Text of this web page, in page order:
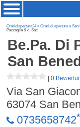
Oraridiapertura24»Orari di apertura a San
Pazzaglia & c. Snc
Be.Pa. Di
San
|0
Via San
63074 San
0735658742*